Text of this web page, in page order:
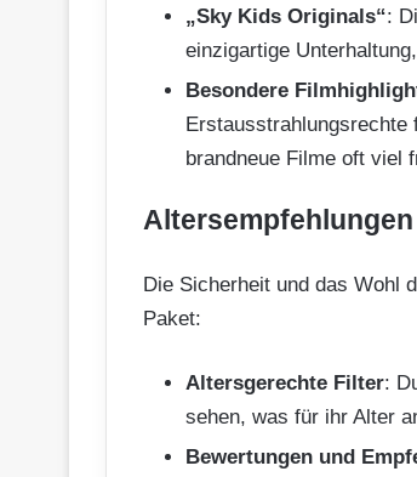
„Sky Kids Originals“:
einzigartige
Besondere
Erstausstrahlungsrechte
brandneue Filme oft viel
Die Sicherheit und das Wohl
Paket:
Altersgerechte Filter:
sehen, was für ihr Alter
Bewertungen und